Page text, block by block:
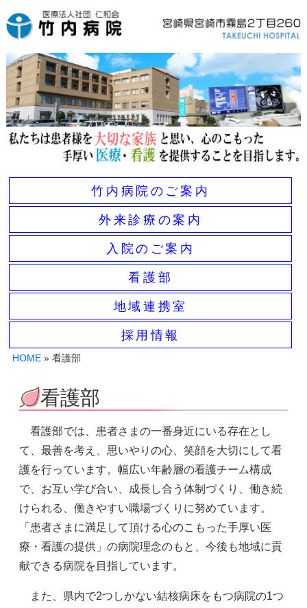
竹内病院のご案内
外来診療の案内
入院のご案内
看護部
地域連携室
採用情報
HOME» 看護部
看護部
看護部では、患者さまの一番身近にいる存在とし
て、最善を考え、思いやりの心、笑顔を大切にして看
護を行っています。幅広い年齢層の看護チーム構成
で、お互い学び合い、成長し合う体制づくり、働き続
けられる、働きやすい職場づくりに努めています。
「患者さまに満足して頂ける心のこもった手厚い医
療・看護の提供」の病院理念のもと、今後も地域に貢
献できる病院を目指しています。
また、県内で2つしかない結核病床をもつ病院の1つ